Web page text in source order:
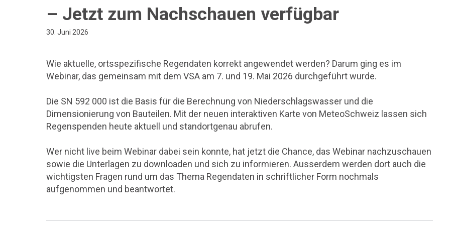
– Jetzt zum Nachschauen verfügbar
30. Juni 2026
Wie aktuelle, ortsspezifische Regendaten korrekt angewendet werden? Darum ging es im
Webinar, das gemeinsam mit dem VSA am 7. und 19. Mai 2026 durchgeführt wurde.
Die SN 592 000 ist die Basis für die Berechnung von Niederschlagswasser und die
Dimensionierung von Bauteilen. Mit der neuen interaktiven Karte von MeteoSchweiz lassen sich
Regenspenden heute aktuell und standortgenau abrufen.
Wer nicht live beim Webinar dabei sein konnte, hat jetzt die Chance, das Webinar nachzuschauen
sowie die Unterlagen zu downloaden und sich zu informieren. Ausserdem werden dort auch die
wichtigsten Fragen rund um das Thema Regendaten in schriftlicher Form nochmals
aufgenommen und beantwortet.